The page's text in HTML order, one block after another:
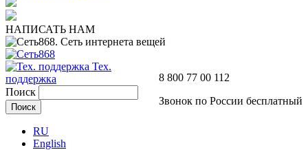
НАПИСАТЬ НАМ
8 800 77 00 112
Звонок по России бесплатный
Тех.
поддержка
Поиск
RU
English